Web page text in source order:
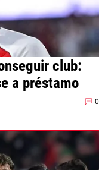
club:
a préstamo
0